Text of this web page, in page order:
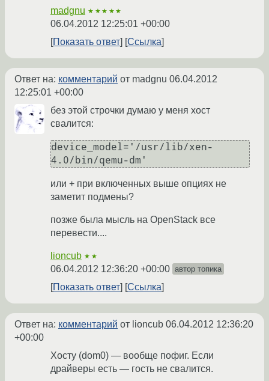
madgnu ★★★★★
06.04.2012 12:25:01 +00:00
Показать ответ
Ссылка
Ответ на: комментарий от madgnu 06.04.2012
12:25:01 +00:00
без этой строчки думаю у меня хост
свалится:
device_model='/usr/lib/xen-
4.0/bin/qemu-dm'
или + при включенных выше опциях не
заметит подмены?
позже была мысль на OpenStack все
перевести....
lioncub ★★
06.04.2012 12:36:20 +00:00 автор топика
Показать ответ Ссылка
Ответ на: комментарий от lioncub 06.04.2012 12:36:20
+00:00
Хосту (dom0) — вообще пофиг. Если
драйверы есть — гость не свалится.